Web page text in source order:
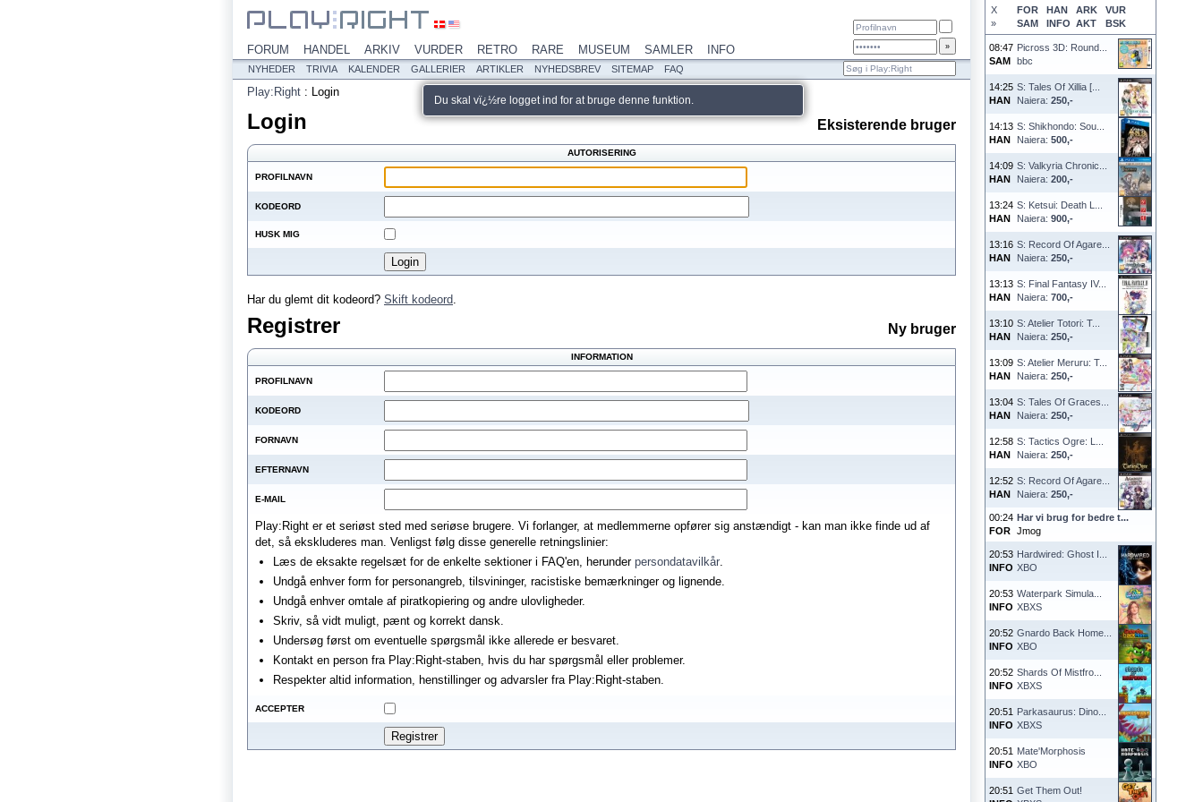
X FOR HAN ARK
VUR
»
SAM INFO AKT BSK
08:47
SAM
Picross 3D: Round...
bbc
14:25
HAN
S: Tales Of Xillia [...
Naiera: 250,-
14:13
HAN
S: Shikhondo: Sou...
Naiera: 500,-
14:09
HAN
S: Valkyria Chronic...
Naiera: 200,-
13:24
HAN
S: Ketsui: Death L...
Naiera: 900,-
13:16
HAN
S: Record Of Agare...
Naiera: 250,-
13:13
HAN
S: Final Fantasy IV...
Naiera: 700,-
13:10
HAN
S: Atelier Totori: T...
Naiera: 250,-
13:09
HAN
S: Atelier Meruru: T...
Naiera: 250,-
13:04
HAN
S: Tales Of Graces...
Naiera: 250,-
12:58
HAN
S: Tactics Ogre: L...
Naiera: 250,-
12:52
HAN
S: Record Of Agare...
Naiera: 250,-
00:24
FOR
Har vi brug for bedre t...
Jmog
20:53
INFO
Hardwired: Ghost I...
XBO
20:53
INFO
Waterpark Simula...
XBXS
20:52
INFO
Gnardo Back Home...
XBO
20:52
INFO
Shards Of Mistfro...
XBXS
20:51
INFO
Parkasaurus: Dino...
XBXS
20:51
INFO
Mate'Morphosis
XBO
20:51 Get Them Out!
FORUM HANDEL ARKIV VURDER RETRO RARE MUSEUM SAMLER INFO
NYHEDER TRIVIA KALENDER GALLERIER ARTIKLER NYHEDSBREV SITEMAP FAQ
Play:Right : Login
Du skal vï¿½re logget ind for at bruge denne funktion.
Login Eksisterende bruger
AUTORISERING
PROFILNAVN
KODEORD
HUSK MIG
Har du glemt dit kodeord? Skift kodeord.
Registrer Ny bruger
INFORMATION
PROFILNAVN
KODEORD
FORNAVN
EFTERNAVN
E-MAIL
Play:Right er et seriøst sted med seriøse brugere. Vi forlanger, at medlemmerne opfører sig anstændigt - kan man ikke finde ud af
det, så ekskluderes man. Venligst følg disse generelle retningslinier:
Læs de eksakte regelsæt for de enkelte sektioner i FAQ'en, herunder persondatavilkår.
Undgå enhver form for personangreb, tilsvininger, racistiske bemærkninger og lignende.
Undgå enhver omtale af piratkopiering og andre ulovligheder.
Skriv, så vidt muligt, pænt og korrekt dansk.
Undersøg først om eventuelle spørgsmål ikke allerede er besvaret.
Kontakt en person fra Play:Right-staben, hvis du har spørgsmål eller problemer.
Respekter altid information, henstillinger og advarsler fra Play:Right-staben.
ACCEPTER